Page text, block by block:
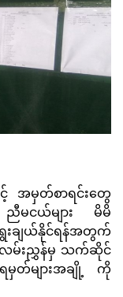
အမှတ်စာရင်းတွေ
မငယ်များ မိမိ
ေးချယ်နိုင်ရန်အတွက်
လမ်းညွှန်မှ သက်ဆိုင်
တ်များအချို့ ကို